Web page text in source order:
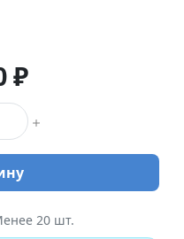
₽
товара
20 шт.